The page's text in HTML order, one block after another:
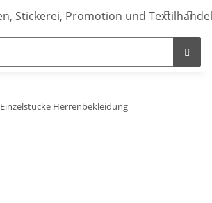
Einzelstücke Herrenbekleidung